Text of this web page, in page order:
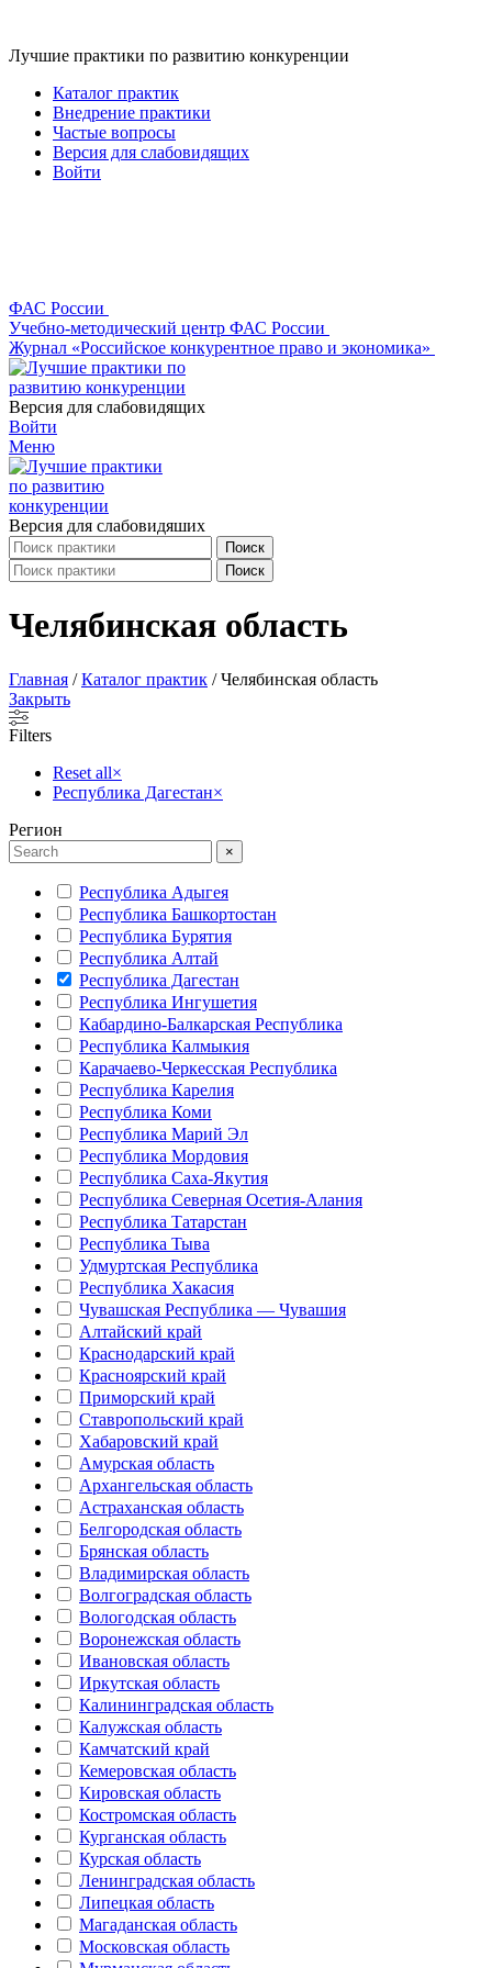
Лучшие практики по развитию конкуренции
Каталог практик
Внедрение практики
Частые вопросы
Версия для слабовидящих
Войти
ФАС России
Учебно-методический центр ФАС России
Журнал «Российское конкурентное право и экономика»
Версия для слабовидящих
Войти
Меню
Версия для слабовидяших
Поиск
Поиск
Челябинская область
Главная /Каталог практик /Челябинская область
Закрыть
Filters
Reset all×
Республика Дагестан×
Регион
×
Республика Адыгея
Республика Башкортостан
Республика Бурятия
Республика Алтай
Республика Дагестан
Республика Ингушетия
Кабардино-Балкарская Республика
Республика Калмыкия
Карачаево-Черкесская Республика
Республика Карелия
Республика Коми
Республика Марий Эл
Республика Мордовия
Республика Саха-Якутия
Республика Северная Осетия-Алания
Республика Татарстан
Республика Тыва
Удмуртская Республика
Республика Хакасия
Чувашская Республика — Чувашия
Алтайский край
Краснодарский край
Красноярский край
Приморский край
Ставропольский край
Хабаровский край
Амурская область
Архангельская область
Астраханская область
Белгородская область
Брянская область
Владимирская область
Волгоградская область
Вологодская область
Воронежская область
Ивановская область
Иркутская область
Калининградская область
Калужская область
Камчатский край
Кемеровская область
Кировская область
Костромская область
Курганская область
Курская область
Ленинградская область
Липецкая область
Магаданская область
Московская область